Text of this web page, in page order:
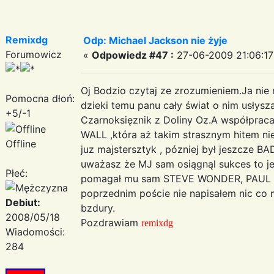
Remixdg
Forumowicz
Pomocna dłoń:
+5/-1
Offline
Płeć:
Debiut:
2008/05/18
Wiadomości:
284
Odp: Michael Jackson nie żyje
« Odpowiedz #47 : 27-06-2009
Oj Bodzio czytaj ze zrozumieniem.Ja
dzieki temu panu cały świat o nim
Czarnoksięznik z Doliny Oz.A
WALL ,która aż takim strasznym hitem
juz majstersztyk , pózniej był jeszcze
uważasz że MJ sam osiągnąl sukces to
pomagał mu sam STEVE WONDER,
poprzednim poście nie napisałem nic
bzdury.
Pozdrawiam remixdg